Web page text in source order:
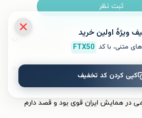
ثبت نظر
۱۴۰۳/۰۹/۲۸
در همایش ایران قوی بود و قصد دارم
متنی، با کد FTX50
کپی کردن کد تخفیف